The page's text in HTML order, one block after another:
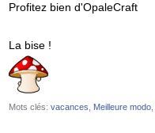
Profitez bien d'OpaleCraft
La bise !
Mots clés: vacances Meilleure modo